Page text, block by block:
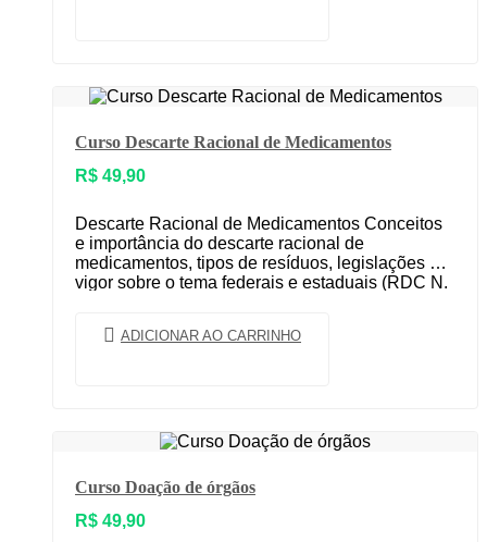
Curso Descarte Racional de Medicamentos
R$ 49,90
Descarte Racional de Medicamentos Conceitos
e importância do descarte racional de
medicamentos, tipos de resíduos, legislações em
vigor sobre o tema federais e estaduais (RDC N.
ADICIONAR AO CARRINHO
Curso Doação de órgãos
R$ 49,90